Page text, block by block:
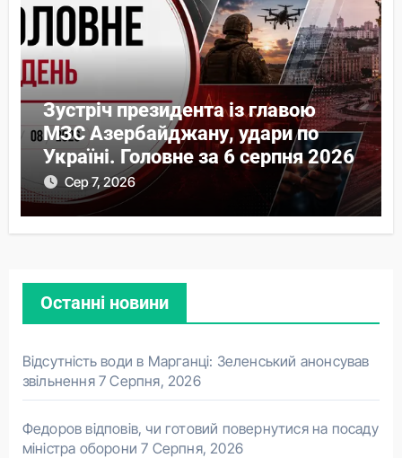
Зустріч президента із главою
МЗС Азербайджану, удари по
Україні. Головне за 6 серпня 2026
Сер 7, 2026
Останні новини
Відсутність води в Марганці: Зеленський анонсував
звільнення 7 Серпня, 2026
Федоров відповів, чи готовий повернутися на посаду
міністра оборони 7 Серпня, 2026